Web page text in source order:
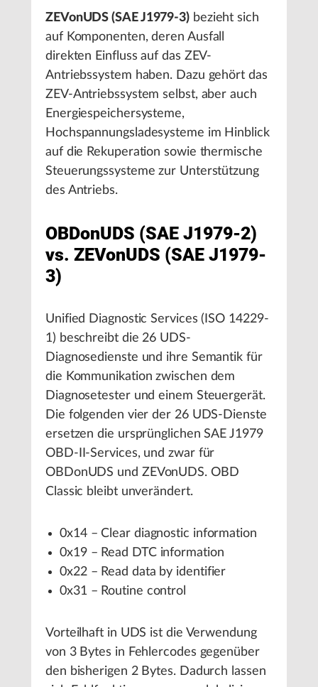
ZEVonUDS (SAE J1979-3) bezieht sich
auf Komponenten, deren Ausfall
direkten Einfluss auf das ZEV-
Antriebssystem haben. Dazu gehört das
ZEV-Antriebssystem selbst, aber auch
Energiespeichersysteme,
Hochspannungsladesysteme im Hinblick
auf die Rekuperation sowie thermische
Steuerungssysteme zur Unterstützung
des Antriebs.
OBDonUDS (SAE J1979-2)
vs. ZEVonUDS (SAE J1979-
3)
Unified Diagnostic Services (ISO 14229-
1) beschreibt die 26 UDS-
Diagnosedienste und ihre Semantik für
die Kommunikation zwischen dem
Diagnosetester und einem Steuergerät.
Die folgenden vier der 26 UDS-Dienste
ersetzen die ursprünglichen SAE J1979
OBD-II-Services, und zwar für
OBDonUDS und ZEVonUDS. OBD
Classic bleibt unverändert.
0x14 – Clear diagnostic information
0x19 – Read DTC information
0x22 – Read data by identifier
0x31 – Routine control
Vorteilhaft in UDS ist die Verwendung
von 3 Bytes in Fehlercodes gegenüber
den bisherigen 2 Bytes. Dadurch lassen